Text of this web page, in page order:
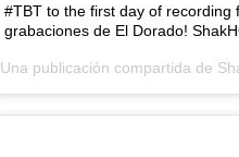
#TBT to the first day of
grabaciones de El Dorado!
Una publicación compartida de